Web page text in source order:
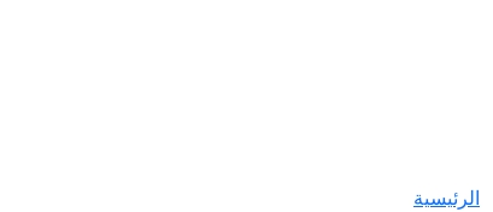
الرئيسية